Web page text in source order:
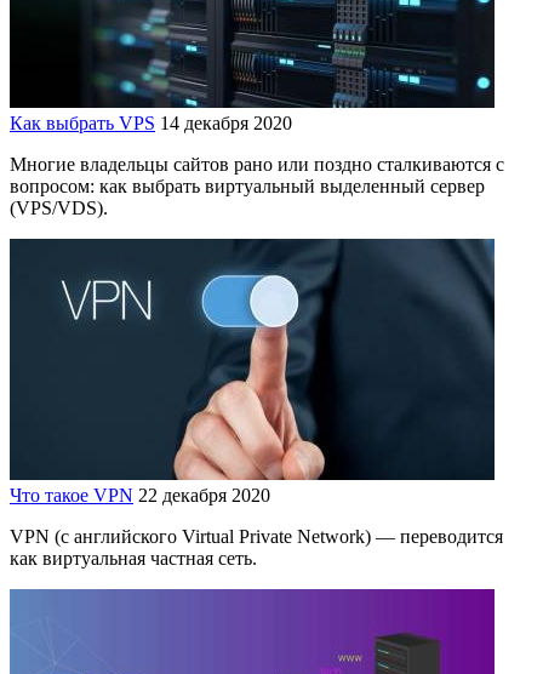
Как выбрать VPS 14 декабря 2020
Многие владельцы сайтов рано или поздно сталкиваются с
вопросом: как выбрать виртуальный выделенный сервер
(VPS/VDS).
Что такое VPN 22 декабря 2020
VPN (с английского Virtual Private Network) — переводится
как виртуальная частная сеть.